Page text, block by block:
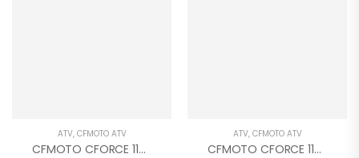
ATV, CFMOTO ATV
CFMOTO CFORCE 110 EFI BARN RÖD
ATV, CFMOTO ATV
CFMOTO CFORCE 110 EFI BARN BLÅ